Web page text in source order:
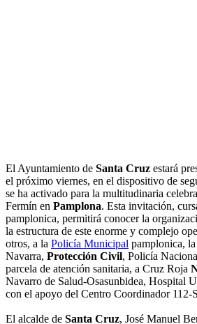
El Ayuntamiento de Santa Cruz estará
el próximo viernes, en el dispositivo de
se ha activado para la multitudinaria
Fermín en Pamplona. Esta invitación,
pamplonica, permitirá conocer la
la estructura de este enorme y complejo
otros, a la Policía Municipal pamplonica,
Navarra, Protección Civil, Policía
parcela de atención sanitaria, a Cruz Roja
Navarro de Salud-Osasunbidea, Hospital
con el apoyo del Centro Coordinador 112-
El alcalde de Santa Cruz, José Manuel